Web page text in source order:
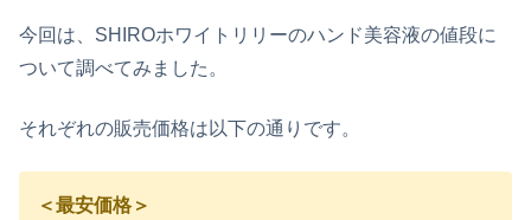
今回は、SHIROホワイトリリーのハンド美容液の値段に
ついて調べてみました。
それぞれの販売価格は以下の通りです。
＜最安価格＞